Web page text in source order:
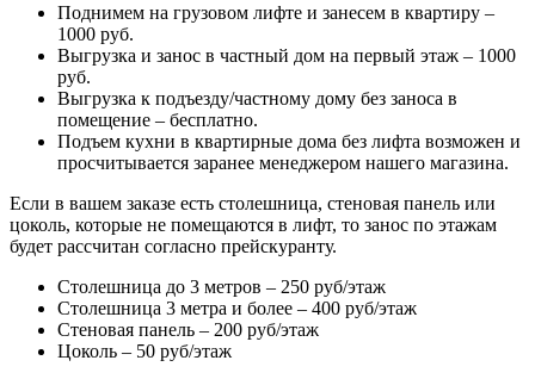
Поднимем на грузовом лифте и занесем в квартиру –
1000 руб.
Выгрузка и занос в частный дом на первый этаж – 1000
руб.
Выгрузка к подъезду/частному дому без заноса в
помещение – бесплатно.
Подъем кухни в квартирные дома без лифта возможен и
просчитывается заранее менеджером нашего магазина.
Если в вашем заказе есть столешница, стеновая панель или
цоколь, которые не помещаются в лифт, то занос по этажам
будет рассчитан согласно прейскуранту.
Столешница до 3 метров – 250 руб/этаж
Столешница 3 метра и более – 400 руб/этаж
Стеновая панель – 200 руб/этаж
Цоколь – 50 руб/этаж